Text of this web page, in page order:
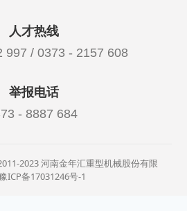
人才热线
997 / 0373 - 2157 608
举报电话
- 8887 684
2023 河南金年汇重型机械股份有限
ICP备17031246号-1